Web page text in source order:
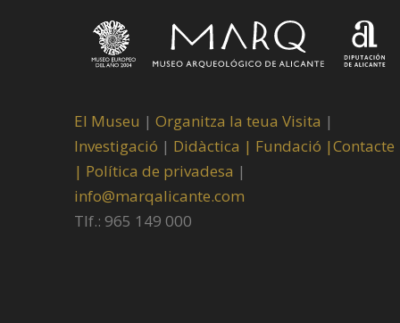
El Museu | Organitza la teua Visita |
Investigació | Didàctica | Fundació |Contacte
| Política de privadesa |
info@marqalicante.com
Tlf.: 965 149 000